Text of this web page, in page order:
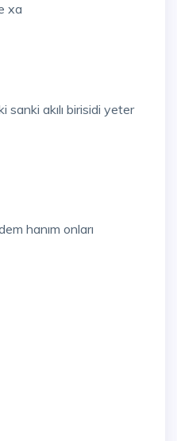
xa
sanki akılı birisidi yeter
hanım onları